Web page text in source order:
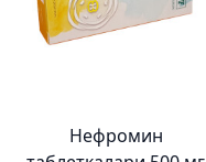
Нефромин